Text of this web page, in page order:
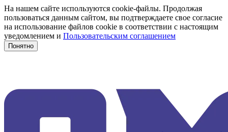
На нашем сайте используются cookie-файлы. Продолжая
пользоваться данным сайтом, вы подтверждаете свое согласие
на использование файлов cookie в соответствии с настоящим
уведомлением и Пользовательским соглашением
Понятно